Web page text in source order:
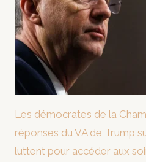
Les démocrates de la
réponses du VA de Trump
luttent pour accéder aux